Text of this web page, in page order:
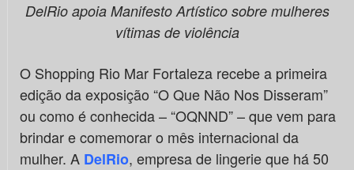
DelRio apoia Manifesto Artístico sobre mulheres
vítimas de violência
O Shopping Rio Mar Fortaleza recebe a primeira
edição da exposição “O Que Não Nos Disseram”
ou como é conhecida – “OQNND” – que vem para
brindar e comemorar o mês internacional da
mulher. A DelRio, empresa de lingerie que há 50